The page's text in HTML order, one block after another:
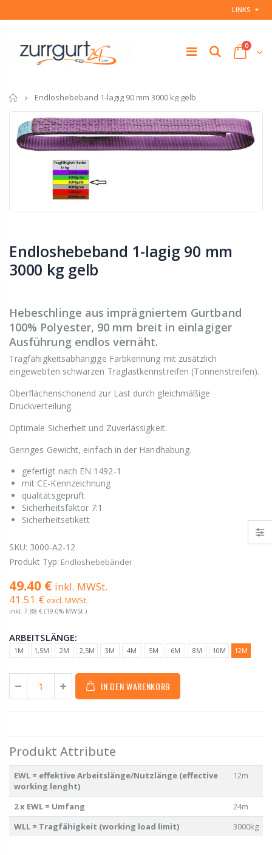
LINKS
0
Startseite
Endloshebeband 1-lagig 90 mm 3000 kg gelb
Endloshebeband 1-lagig 90 mm
3000 kg gelb
Hebeschlinge aus imprägniertem Gurtband
100% Polyester, 90 mm breit in einlagiger
Ausführung endlos vernäht.
Tragfähigkeitsabhängige Farbkennung mit zusätzlich
eingewebten schwarzen Traglastkennstreifen (Tonnenstreifen).
Oberflächenschonend zur Last durch gleichmäßige
Druckverteilung.
Optimale Sicherheit und Zuverlässigkeit.
Geringes Gewicht, einfach in der Handhabung.
gefertigt nach EN 1492-1
mit CE-Kennzeichnung
qualitätsgeprüft
Sicherheitsfaktor 7:1
Sicherheitsetikett
SKU: 3000-A2-12
Produkt Typ: Endloshebebänder
49.40 € inkl. MWSt.
41.51 € excl. MWSt.
inkl. 7.88 € (19.0% MWSt.)
ARBEITSLÄNGE:
1M 1,5M 2M 2,5M 3M 4M 5M 6M 8M 10M 12M
IN DEN WARENKORB
Produkt Attribute
EWL = effektive Arbeitslänge/Nutzlänge (effective
working lenght)
12m
2 x EWL = Umfang
24m
WLL = Tragfähigkeit (working load limit)
3000kg